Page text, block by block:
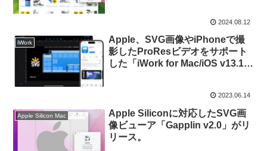
2024.08.12
iWork
Apple、SVG画像やiPhoneで撮
影したProResビデオをサポート
した「iWork for Mac/iOS v13.1」
2023.06.14
Apple Silicon Mac
Apple Siliconに対応したSVG画
像ビューア「Gapplin v2.0」がリ
リース。